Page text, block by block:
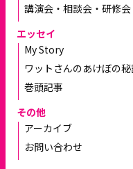
講演会・相談会・研修会
エッセイ
My Story
ワットさんのあけぼの
巻頭記事
その他
アーカイブ
お問い合わせ